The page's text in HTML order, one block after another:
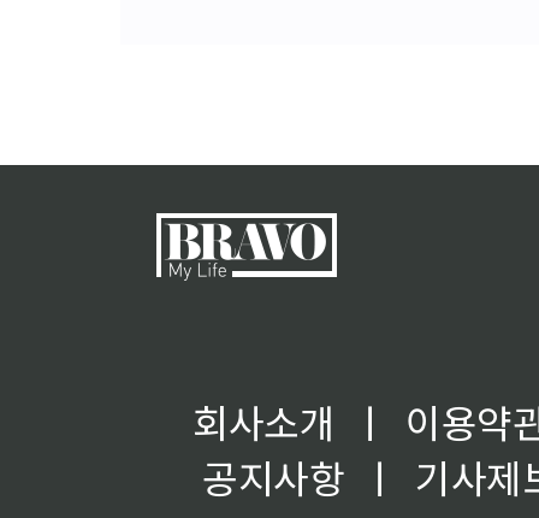
회사소개 ㅣ
이용약
공지사항
ㅣ
기사제